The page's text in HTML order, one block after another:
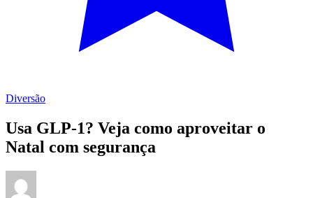
Diversão
Usa GLP-1? Veja como aproveitar o
Natal com segurança